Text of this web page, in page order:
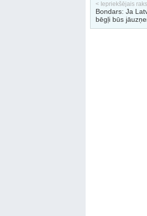
< Iepriekšējais
Bondars: Ja
bēgļi būs